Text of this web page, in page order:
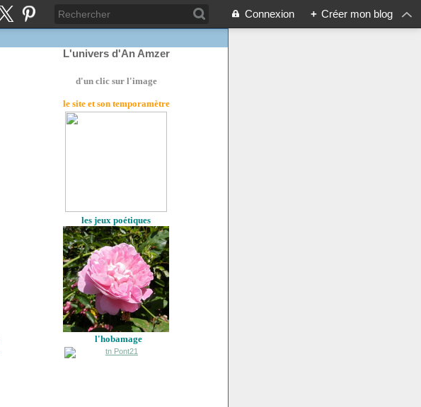
Connexion + Créer mon blog
L'univers d'An Amzer
d'un clic sur l'image
le site et son temporamètre
les jeux poétiques
l'hobamage